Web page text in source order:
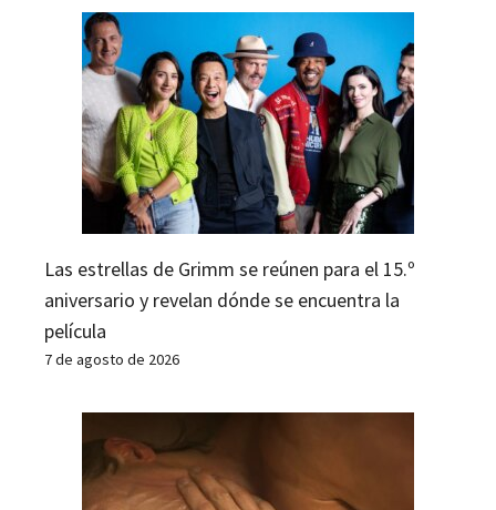
Las estrellas de Grimm se reúnen para el 15.º
aniversario y revelan dónde se encuentra la
película
7 de agosto de 2026